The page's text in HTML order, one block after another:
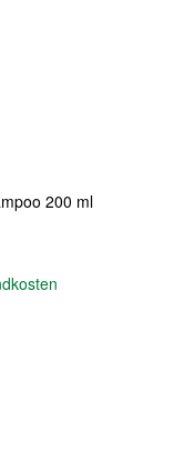
200 ml